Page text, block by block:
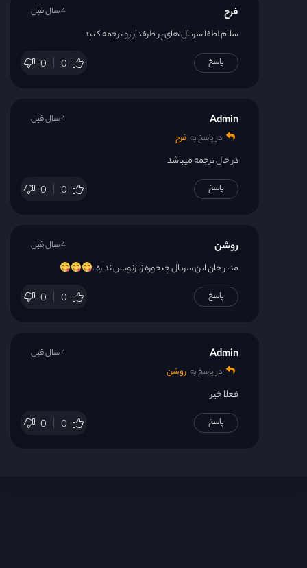
فرح
سلام لطفا سریال های پر طرفدار رو ترجمه کنید
0 0
4 سال قبل
پاسخ
Admin
در پاسخ به فرح
در حال ترجمه میباشد
0 0
4 سال قبل
پاسخ
روشن
مدیر جان این سریال چیجوره زیرنویس نداره .
0 0
4 سال قبل
پاسخ
Admin
در پاسخ به روشن
فعلا خیر
0 0
4 سال قبل
پاسخ